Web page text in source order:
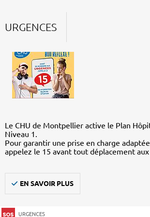
URGENCES
Le CHU de Montpellier active le Plan
Niveau 1.
Pour garantir une prise en charge
appelez le 15 avant tout déplacement aux
EN SAVOIR PLUS
URGENCES